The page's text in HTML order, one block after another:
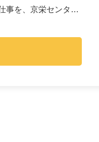
事を、京栄センター